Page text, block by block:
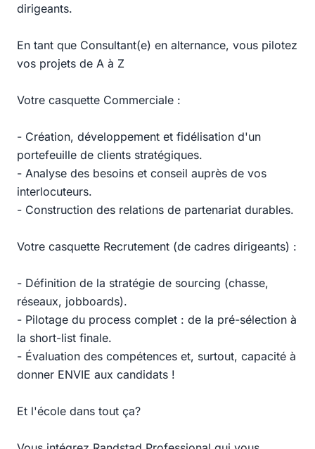
dirigeants.
En tant que Consultant(e) en alternance, vous pilotez
vos projets de A à Z
Votre casquette Commerciale :
- Création, développement et fidélisation d'un
portefeuille de clients stratégiques.
- Analyse des besoins et conseil auprès de vos
interlocuteurs.
- Construction des relations de partenariat durables.
Votre casquette Recrutement (de cadres dirigeants) :
- Définition de la stratégie de sourcing (chasse,
réseaux, jobboards).
- Pilotage du process complet : de la pré-sélection à
la short-list finale.
- Évaluation des compétences et, surtout, capacité à
donner ENVIE aux candidats !
Et l'école dans tout ça?